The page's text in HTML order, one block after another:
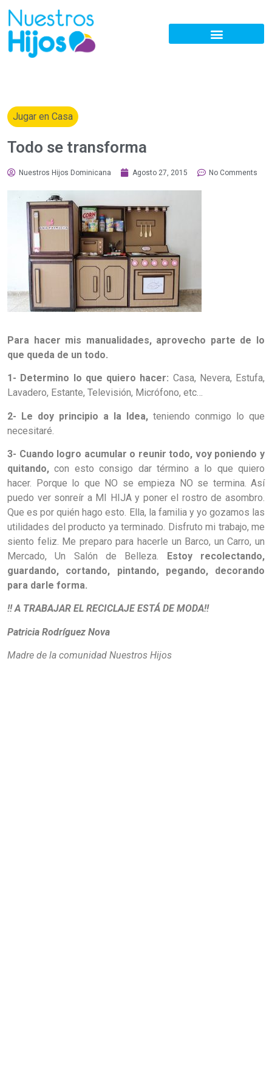
Jugar en Casa
Todo se transforma
Nuestros Hijos Dominicana Agosto 27, 2015 No Comments
Para hacer mis manualidades, aprovecho parte de lo
que queda de un todo.
1- Determino lo que quiero hacer: Casa, Nevera, Estufa,
Lavadero, Estante, Televisión, Micrófono, etc…
2- Le doy principio a la Idea, teniendo conmigo lo que
necesitaré.
3- Cuando logro acumular o reunir todo, voy poniendo y
quitando,con esto consigo dar término a lo que quiero
hacer. Porque lo que NO se empieza NO se termina. Así
puedo ver sonreír a MI HIJA y poner el rostro de asombro.
Que es por quién hago esto. Ella, la familia y yo gozamos las
utilidades del producto ya terminado. Disfruto mi trabajo, me
siento feliz. Me preparo para hacerle un Barco, un Carro, un
Mercado, Un Salón de Belleza. Estoy recolectando,
guardando, cortando, pintando, pegando, decorando
para darle forma.
!! A TRABAJAR EL RECICLAJE ESTÁ DE MODA!!
Patricia Rodríguez Nova
Madre de la comunidad Nuestros Hijos